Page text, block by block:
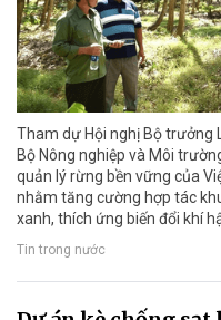
Tham dự Hội nghị Bộ trưởng
Bộ Nông nghiệp và Môi
quản lý rừng bền vững của
nhằm tăng cường hợp tác
xanh, thích ứng biến đổi khí
Tin trong nước